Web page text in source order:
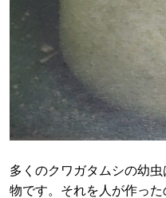
多くのクワガタムシの幼
物です。それを人が作った